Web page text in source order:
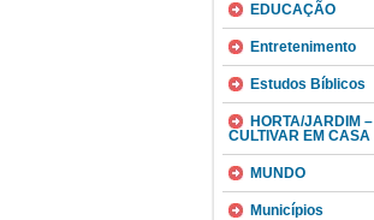
EDUCAÇÃO
Entretenimento
Estudos Bíblicos
HORTA/JARDIM –
CULTIVAR EM CASA
MUNDO
Municípios